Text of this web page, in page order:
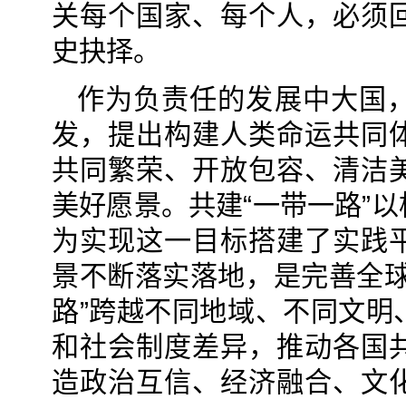
关每个国家、每个人，必须
史抉择。
作为负责任的发展中大国
发，提出构建人类命运共同
共同繁荣、开放包容、清洁
美好愿景。共建“一带一路”
为实现这一目标搭建了实践
景不断落实落地，是完善全
路”跨越不同地域、不同文
和社会制度差异，推动各国
造政治互信、经济融合、文